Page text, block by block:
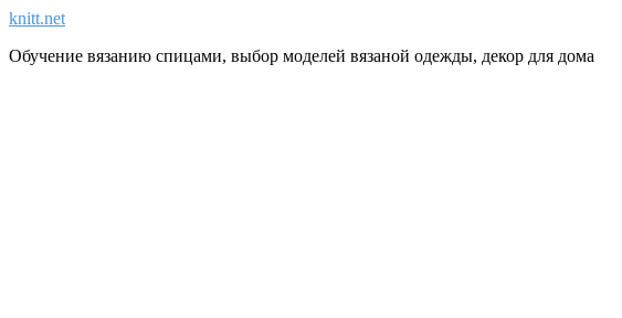
knitt.net
Обучение вязанию спицами, выбор моделей вязаной одежды, декор для дома